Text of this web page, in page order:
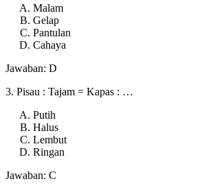
Malam
Gelap
Pantulan
Cahaya
Jawaban: D
3. Pisau : Tajam = Kapas : …
Putih
Halus
Lembut
Ringan
Jawaban: C